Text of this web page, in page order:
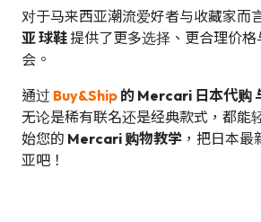
对于马来西亚潮流爱好者与收藏家而
亚 球鞋提供了更多选择、更合理价
会。
通过 Buy&Ship 的 Mercari 日本代购
无论是稀有联名还是经典款式，都能
始您的 Mercari 购物教学 ，把日本
亚吧！